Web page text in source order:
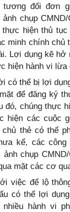
đối đơn
chụp
hiện thủ
minh chính chủ
Lợi dụng kẽ hở
hiện hành vi lừa
có thể bị lợi
để đăng ký
đó, chúng thực
hiện các cuộc
thẻ có thể
kể, các
chụp
mặt các cơ
việc để lộ
có thể lợi
hành vi